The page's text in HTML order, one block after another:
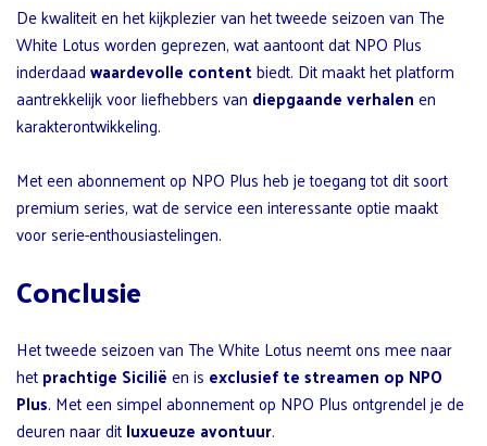
De kwaliteit en het kijkplezier van het tweede seizoen van The
White Lotus worden geprezen, wat aantoont dat NPO Plus
inderdaadwaardevolle contentbiedt. Dit maakt het platform
aantrekkelijk voor liefhebbers van diepgaande verhalenen
karakterontwikkeling.
Met een abonnement op NPO Plus heb je toegang tot dit soort
premium series, wat de service een interessante optie maakt
voor serie-enthousiastelingen.
Conclusie
Het tweede seizoen van The White Lotus neemt ons mee naar
hetprachtige Siciliëen is exclusief te streamen op NPO
Plus. Met een simpel abonnement op NPO Plus ontgrendel je de
deuren naar ditluxueuze avontuur.